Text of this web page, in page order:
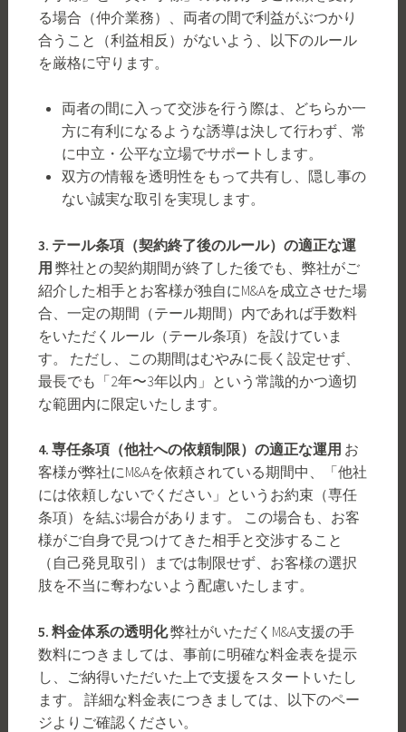
る場合（仲介業務）、両者の間で利益がぶつかり
合うこと（利益相反）がないよう、以下のルール
を厳格に守ります。
両者の間に入って交渉を行う際は、どちらか一
方に有利になるような誘導は決して行わず、常
に中立・公平な立場でサポートします。
双方の情報を透明性をもって共有し、隠し事の
ない誠実な取引を実現します。
3. テール条項（契約終了後のルール）の適正な運
用 弊社との契約期間が終了した後でも、弊社がご
紹介した相手とお客様が独自にM&Aを成立させた場
合、一定の期間（テール期間）内であれば手数料
をいただくルール（テール条項）を設けていま
す。 ただし、この期間はむやみに長く設定せず、
最長でも「2年〜3年以内」という常識的かつ適切
な範囲内に限定いたします。
4. 専任条項（他社への依頼制限）の適正な運用 お
客様が弊社にM&Aを依頼されている期間中、「他社
には依頼しないでください」というお約束（専任
条項）を結ぶ場合があります。 この場合も、お客
様がご自身で見つけてきた相手と交渉すること
（自己発見取引）までは制限せず、お客様の選択
肢を不当に奪わないよう配慮いたします。
5. 料金体系の透明化弊社がいただくM&A支援の手
数料につきましては、事前に明確な料金表を提示
し、ご納得いただいた上で支援をスタートいたし
ます。 詳細な料金表につきましては、以下のペー
ジよりご確認ください。